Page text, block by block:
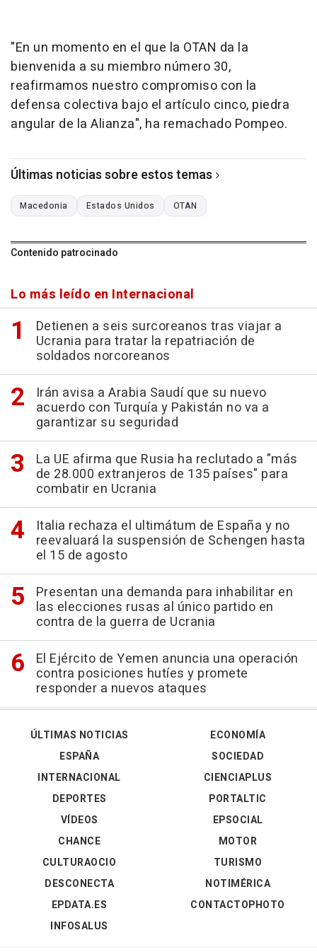
"En un momento en el que la OTAN da la
bienvenida a su miembro número 30,
reafirmamos nuestro compromiso con la
defensa colectiva bajo el artículo cinco, piedra
angular de la Alianza", ha remachado Pompeo.
Últimas noticias sobre estos temas
Macedonia Estados Unidos OTAN
Contenido patrocinado
Lo más leído en Internacional
Detienen a seis surcoreanos tras viajar a
Ucrania para tratar la repatriación de
soldados norcoreanos
Irán avisa a Arabia Saudí que su nuevo
acuerdo con Turquía y Pakistán no va a
garantizar su seguridad
La UE afirma que Rusia ha reclutado a "más
de 28.000 extranjeros de 135 países" para
combatir en Ucrania
Italia rechaza el ultimátum de España y no
reevaluará la suspensión de Schengen hasta
el 15 de agosto
Presentan una demanda para inhabilitar en
las elecciones rusas al único partido en
contra de la guerra de Ucrania
El Ejército de Yemen anuncia una operación
contra posiciones hutíes y promete
responder a nuevos ataques
ÚLTIMAS NOTICIAS
ESPAÑA
INTERNACIONAL
DEPORTES
VÍDEOS
ECONOMÍA
SOCIEDAD
CIENCIAPLUS
PORTALTIC
EPSOCIAL
CHANCE
CULTURAOCIO
DESCONECTA
EPDATA.ES
INFOSALUS
MOTOR
TURISMO
NOTIMÉRICA
CONTACTOPHOTO